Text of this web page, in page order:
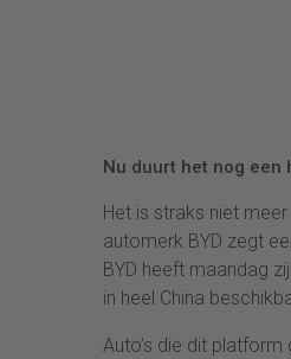
Nu duurt het nog
Het is straks niet
automerk BYD zegt
BYD heeft maandag
in heel China
Auto’s die dit